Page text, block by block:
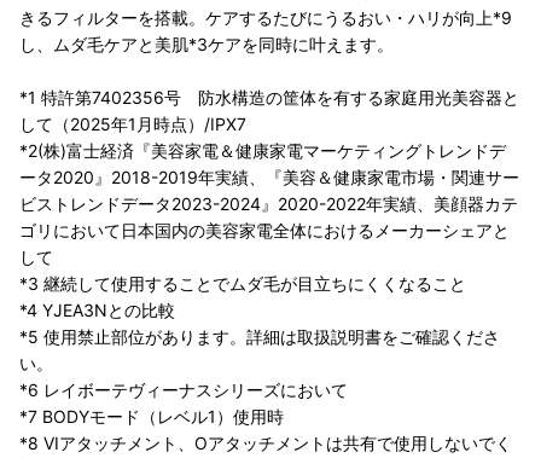
きるフィルターを搭載。ケアするたびにうるおい・ハリが向上*9
し、ムダ毛ケアと美肌*3ケアを同時に叶えます。
*1 特許第7402356号 防水構造の筐体を有する家庭用光美容器と
して（2025年1月時点）/IPX7
*2(株)富士経済『美容家電＆健康家電マーケティングトレンドデ
ータ2020』2018-2019年実績、『美容＆健康家電市場・関連サー
ビストレンドデータ2023-2024』2020-2022年実績、美顔器カテ
ゴリにおいて日本国内の美容家電全体におけるメーカーシェアと
して
*3 継続して使用することでムダ毛が目立ちにくくなること
*4 YJEA3Nとの比較
*5 使用禁止部位があります。詳細は取扱説明書をご確認くださ
い。
*6 レイボーテヴィーナスシリーズにおいて
*7 BODYモード（レベル1）使用時
*8 VIアタッチメント、Oアタッチメントは共有で使用しないでく